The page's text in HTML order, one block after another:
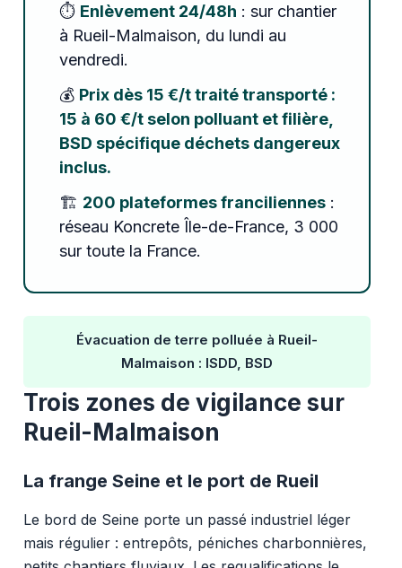
⏱️ Enlèvement 24/48h : sur chantier
à Rueil-Malmaison, du lundi au
vendredi.
💰 Prix dès 15 €/t traité transporté :
15 à 60 €/t selon polluant et filière,
BSD spécifique déchets dangereux
inclus.
🏗️ 200 plateformes franciliennes:
réseau Koncrete Île-de-France, 3 000
sur toute la France.
Évacuation de terre polluée à Rueil-
Malmaison : ISDD, BSD
Trois zones de vigilance sur
Rueil-Malmaison
La frange Seine et le port de Rueil
Le bord de Seine porte un passé industriel léger
mais régulier : entrepôts, péniches charbonnières,